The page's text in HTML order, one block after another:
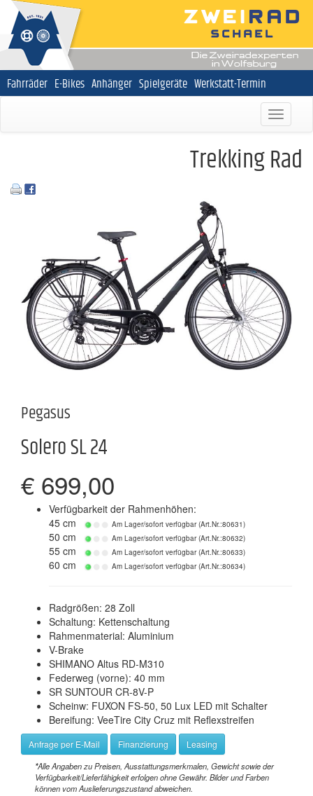
Navigation
überspringen
Fahrräder E-Bikes Anhänger Spielgeräte Werkstatt-Termin
Trekking Rad
Pegasus
Solero SL 24
€ 699,00
Verfügbarkeit der Rahmenhöhen:
45 cm
Am Lager/sofort verfügbar (Art.Nr.:80631)
50 cm Am Lager/sofort verfügbar (Art.Nr.:80632)
55 cm Am Lager/sofort verfügbar (Art.Nr.:80633)
60 cm Am Lager/sofort verfügbar (Art.Nr.:80634)
Radgrößen: 28 Zoll
Schaltung: Kettenschaltung
Rahmenmaterial: Aluminium
V-Brake
SHIMANO Altus RD-M310
Federweg (vorne): 40 mm
SR SUNTOUR CR-8V-P
Scheinw: FUXON FS-50, 50 Lux LED mit Schalter
Bereifung: VeeTire City Cruz mit Reflexstreifen
Anfrage per E-Mail Finanzierung Leasing
*Alle Angaben zu Preisen, Ausstattungsmerkmalen, Gewicht sowie der
Verfügbarkeit/Lieferfähigkeit erfolgen ohne Gewähr. Bilder und Farben
können vom Auslieferungszustand abweichen.